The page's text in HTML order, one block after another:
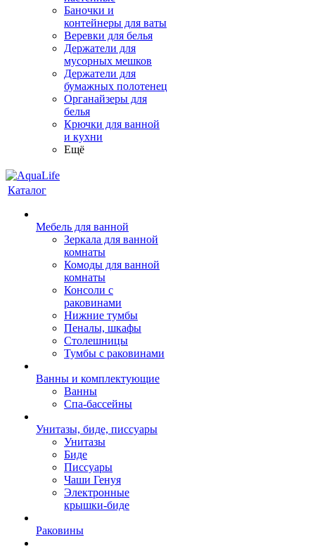
Баночки и
контейнеры для ваты
Веревки для белья
Держатели для
мусорных мешков
Держатели для
бумажных полотенец
Органайзеры для
белья
Крючки для ванной
и кухни
Ещё
Каталог
Мебель для ванной
Зеркала для ванной
комнаты
Комоды для ванной
комнаты
Консоли с
раковинами
Нижние тумбы
Пеналы, шкафы
Столешницы
Тумбы с раковинами
Ванны и комплектующие
Ванны
Спа-бассейны
Унитазы, биде, писсуары
Унитазы
Биде
Писсуары
Чаши Генуя
Электронные
крышки-биде
Раковины